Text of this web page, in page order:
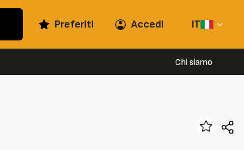
Preferiti Accedi IT
Chi siamo